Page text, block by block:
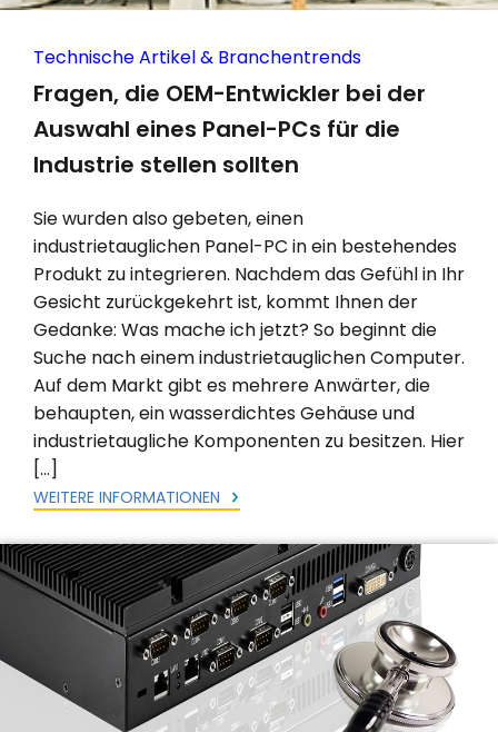
Technische Artikel & Branchentrends
Fragen, die OEM-Entwickler bei der
Auswahl eines Panel-PCs für die
Industrie stellen sollten
Sie wurden also gebeten, einen
industrietauglichen Panel-PC in ein bestehendes
Produkt zu integrieren. Nachdem das Gefühl in Ihr
Gesicht zurückgekehrt ist, kommt Ihnen der
Gedanke: Was mache ich jetzt? So beginnt die
Suche nach einem industrietauglichen Computer.
Auf dem Markt gibt es mehrere Anwärter, die
behaupten, ein wasserdichtes Gehäuse und
industrietaugliche Komponenten zu besitzen. Hier
[…]
WEITERE INFORMATIONEN